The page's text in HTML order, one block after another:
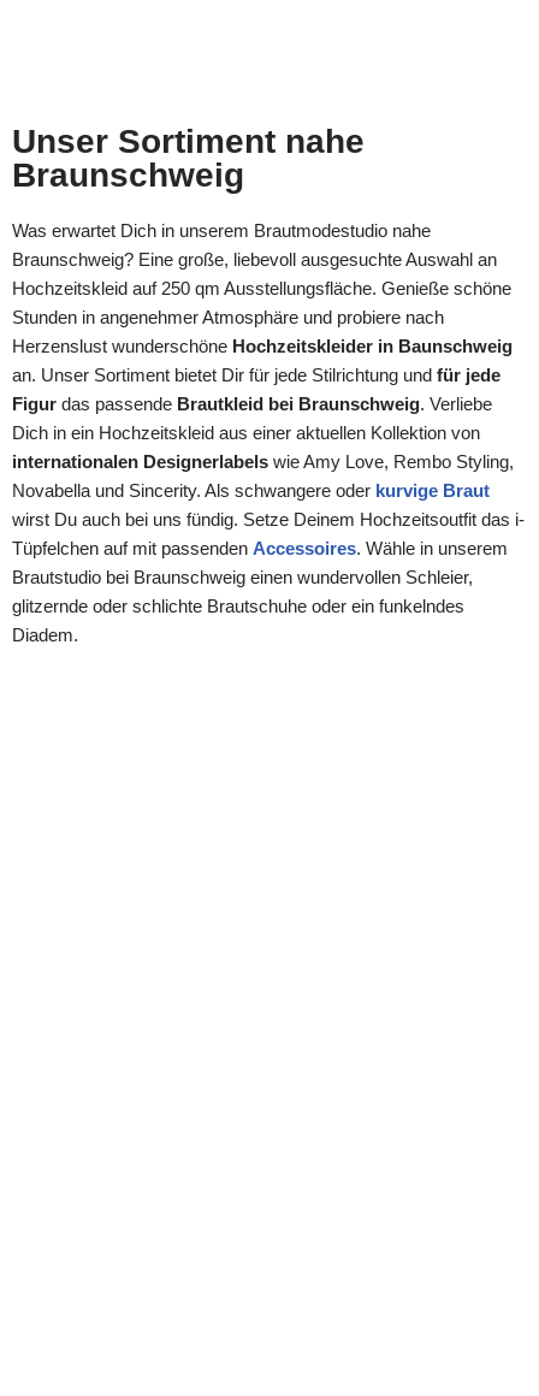
Unser Sortiment nahe
Braunschweig
Was erwartet Dich in unserem Brautmodestudio nahe
Braunschweig? Eine große, liebevoll ausgesuchte Auswahl an
Hochzeitskleid auf 250 qm Ausstellungsfläche. Genieße schöne
Stunden in angenehmer Atmosphäre und probiere nach
Herzenslust wunderschöne Hochzeitskleider in Baunschweig
an. Unser Sortiment bietet Dir für jede Stilrichtung und für jede
Figur das passende Brautkleid bei Braunschweig. Verliebe
Dich in ein Hochzeitskleid aus einer aktuellen Kollektion von
internationalen Designerlabels wie Amy Love, Rembo Styling,
Novabella und Sincerity. Als schwangere oder kurvige Braut
wirst Du auch bei uns fündig. Setze Deinem Hochzeitsoutfit das i-
Tüpfelchen auf mit passenden Accessoires. Wähle in unserem
Brautstudio bei Braunschweig einen wundervollen Schleier,
glitzernde oder schlichte Brautschuhe oder ein funkelndes
Diadem.